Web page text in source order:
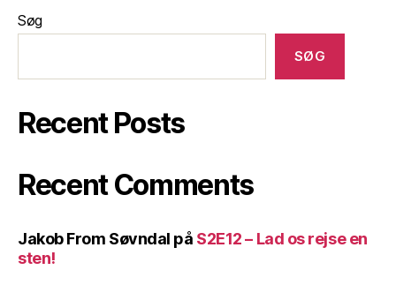
Søg
SØG
Recent Posts
Recent Comments
Jakob From Søvndal på S2E12 – Lad os rejse en
sten!